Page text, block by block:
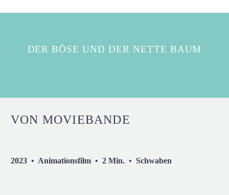
DER BÖSE UND DER NETTE BAUM
VON MOVIEBANDE
2023 • Animationsfilm • 2 Min. • Schwaben